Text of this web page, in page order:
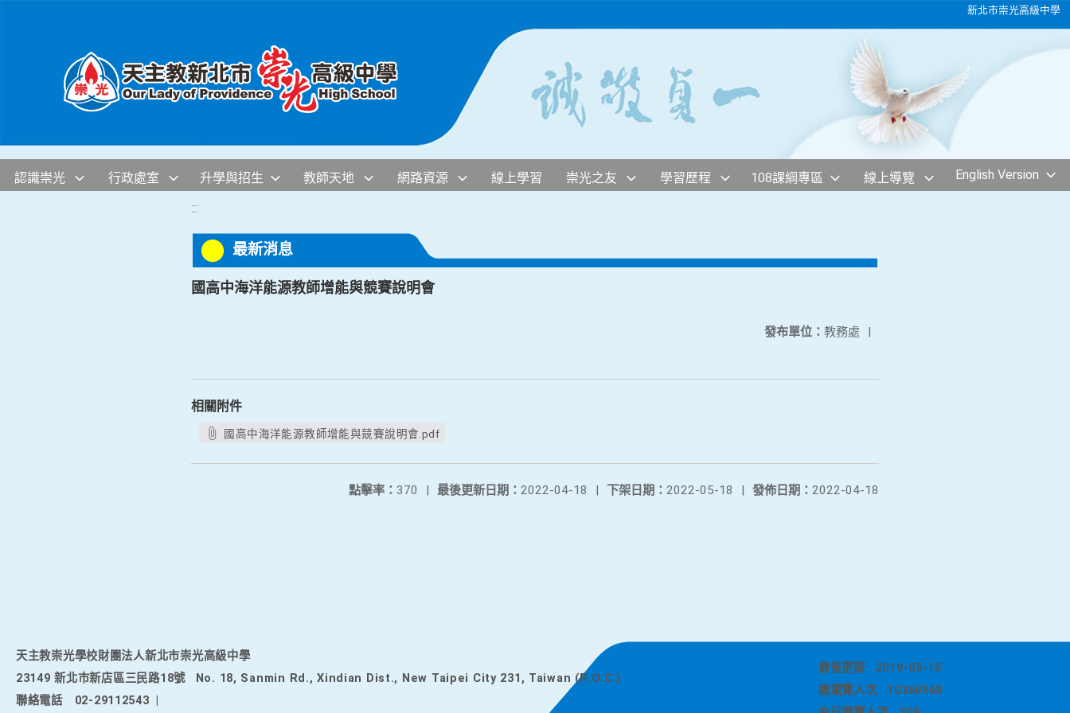
新北市崇光高級中學
認識崇光 行政處室 升學與招生 教師天地 網路資源 線上學習 崇光之友 學習歷程 108課綱專區 線上導覽 English Version
:::
最新消息
國高中海洋能源教師增能與競賽說明會
發布單位： 教務處 |
相關附件
國高中海洋能源教師增能與競賽說明會.pdf
發佈日期： 2022-04-18
下架日期： 2022-05-18 |
最後更新日期： 2022-04-18 |
點擊率： 370 |
天主教崇光學校財團法人新北市崇光高級中學
23149 新北市新店區三民路18號
No. 18, Sanmin Rd., Xindian Dist., New Taipei City 231, Taiwan (R.O.C.)
聯絡電話
02-29112543
最後更新
2019-05-15
總瀏覽人次
10360968